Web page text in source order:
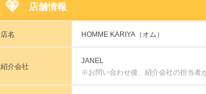
店舗情報
店名 HOMME KARIYA（オム）
紹介会社
JANEL
※お問い合わせ後、紹介会社の担当者